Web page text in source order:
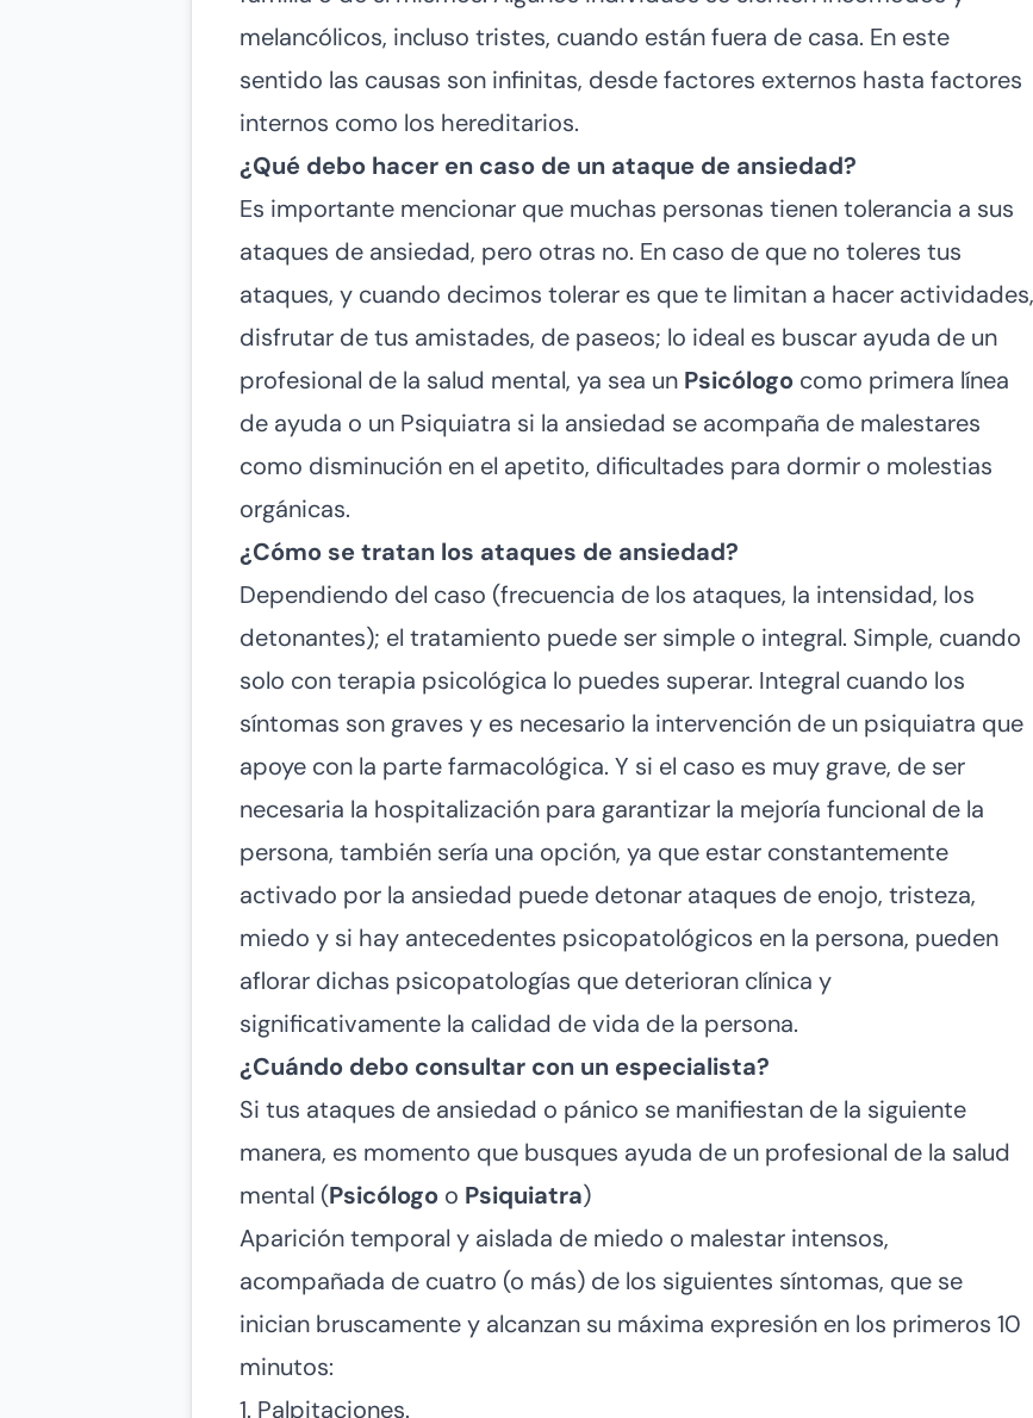
melancólicos, incluso tristes, cuando están fuera de casa. En este
sentido las causas son infinitas, desde factores externos hasta factores
internos como los hereditarios.
¿Qué debo hacer en caso de un ataque de ansiedad?
Es importante mencionar que muchas personas tienen tolerancia a sus
ataques de ansiedad, pero otras no. En caso de que no toleres tus
ataques, y cuando decimos tolerar es que te limitan a hacer actividades,
disfrutar de tus amistades, de paseos; lo ideal es buscar ayuda de un
profesional de la salud mental, ya sea un Psicólogo como primera línea
de ayuda o un Psiquiatra si la ansiedad se acompaña de malestares
como disminución en el apetito, dificultades para dormir o molestias
orgánicas.
¿Cómo se tratan los ataques de ansiedad?
Dependiendo del caso (frecuencia de los ataques, la intensidad, los
detonantes); el tratamiento puede ser simple o integral. Simple, cuando
solo con terapia psicológica lo puedes superar. Integral cuando los
síntomas son graves y es necesario la intervención de un psiquiatra que
apoye con la parte farmacológica. Y si el caso es muy grave, de ser
necesaria la hospitalización para garantizar la mejoría funcional de la
persona, también sería una opción, ya que estar constantemente
activado por la ansiedad puede detonar ataques de enojo, tristeza,
miedo y si hay antecedentes psicopatológicos en la persona, pueden
aflorar dichas psicopatologías que deterioran clínica y
significativamente la calidad de vida de la persona.
¿Cuándo debo consultar con un especialista?
Si tus ataques de ansiedad o pánico se manifiestan de la siguiente
manera, es momento que busques ayuda de un profesional de la salud
mental (Psicólogo o Psiquiatra)
Aparición temporal y aislada de miedo o malestar intensos,
acompañada de cuatro (o más) de los siguientes síntomas, que se
inician bruscamente y alcanzan su máxima expresión en los primeros 10
minutos:
1. Palpitaciones.